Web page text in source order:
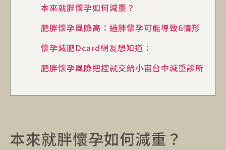
本來就胖懷孕如何減重？
肥胖懷孕風險高：過胖懷孕可能導致6情形
懷孕減肥Dcard網友想知道：
肥胖懷孕風險把控就交給小宙台中減重診所
本來就胖懷孕如何減重？